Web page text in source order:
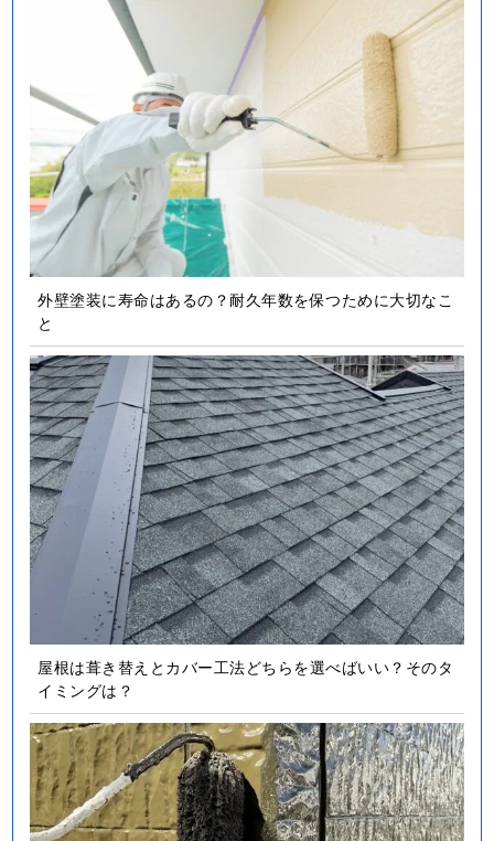
外壁塗装に寿命はあるの？耐久年数を保つために大切なこ
と
屋根は葺き替えとカバー工法どちらを選べばいい？そのタ
イミングは？